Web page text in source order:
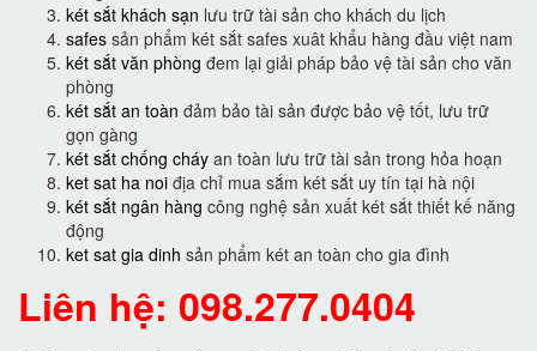
két sắt khách sạn lưu trữ tài sản cho khách du lịch
safes sản phẩm két sắt safes xuât khẩu hàng đầu việt nam
két sắt văn phòng đem lại giải pháp bảo vệ tài sản cho văn
phòng
két sắt an toàn đảm bảo tài sản được bảo vệ tốt, lưu trữ
gọn gàng
két sắt chống cháy an toàn lưu trữ tài sản trong hỏa hoạn
ket sat ha noi địa chỉ mua sắm két sắt uy tín tại hà nội
két sắt ngân hàng công nghệ sản xuất két sắt thiết kế năng
động
ket sat gia dinh sản phẩm két an toàn cho gia đình
Liên hệ: 098.277.0404